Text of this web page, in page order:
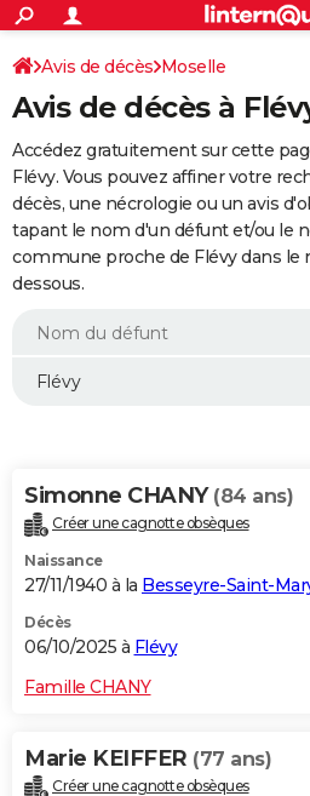
ACTUALITÉS
Politique
Société
Faits Divers
Education
Monde
Villes
+
SPORT
Coupe du monde 2026
Football
Tennis
Cyclisme
Rugby
Forum
Programme TV
TNT
Streaming
Cinéma
Sorties cinéma
Musique
+
FINANCE
Retraite
Epargne
Immobilier
Risques naturels par ville
Assurance
AUTO
Essais
Réserver un essai
Citadines
Berlines
SUV
Forum auto
+
HIGH-TECH
BRICOLAGE
WEEK-END
Alimentation
Guide de la santé
Maladies
Médicaments
Sommeil
VOYAGE
Destinations
City break
Voyage nature
Voyage de noces
Forum
Climat
+PHOTO
GUIDES D'ACHAT
Carte de Noël
Carte Bonne année
Carte Saint-Valentin
Carte Pâques
Carte d'anniversaire
DICTIONNAIRE
Avis de décès Moselle
Avis de décès à
Accédez gratuitement sur cette
Flévy. Vous pouvez affiner votre
décès, une nécrologie ou un avis
tapant le nom d'un défunt et/ou le
commune proche de Flévy dans le
dessous.
Simonne CHANY (84 ans)
Créer une cagnotte obsèques
Naissance
27/11/1940 à la Besseyre-Saint-
Décès
06/10/2025 à Flévy
Famille CHANY
Marie KEIFFER (77 ans)
Créer une cagnotte obsèques